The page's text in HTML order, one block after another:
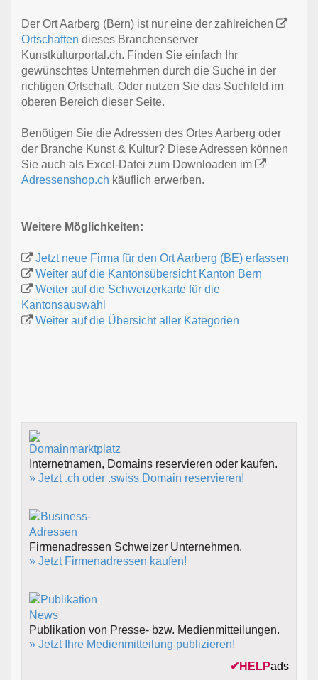
Der Ort Aarberg (Bern) ist nur eine der zahlreichen
Ortschaften dieses Branchenserver
Kunstkulturportal.ch. Finden Sie einfach Ihr
gewünschtes Unternehmen durch die Suche in der
richtigen Ortschaft. Oder nutzen Sie das Suchfeld im
oberen Bereich dieser Seite.
Benötigen Sie die Adressen des Ortes Aarberg oder
der Branche Kunst & Kultur? Diese Adressen können
Sie auch als Excel-Datei zum Downloaden im
Adressenshop.ch käuflich erwerben.
Weitere Möglichkeiten:
Jetzt neue Firma für den Ort Aarberg (BE) erfassen
Weiter auf die Kantonsübersicht Kanton Bern
Weiter auf die Schweizerkarte für die
Kantonsauswahl
Weiter auf die Übersicht aller Kategorien
Internetnamen, Domains reservieren oder kaufen.
» Jetzt .ch oder .swiss Domain reservieren!
Firmenadressen Schweizer Unternehmen.
» Jetzt Firmenadressen kaufen!
Publikation von Presse- bzw. Medienmitteilungen.
» Jetzt Ihre Medienmitteilung publizieren!
✔ HELPads